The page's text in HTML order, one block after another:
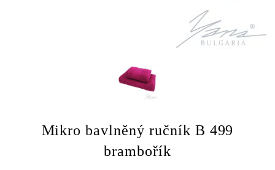
Mikro bavlněný ručník B 499
brambořík